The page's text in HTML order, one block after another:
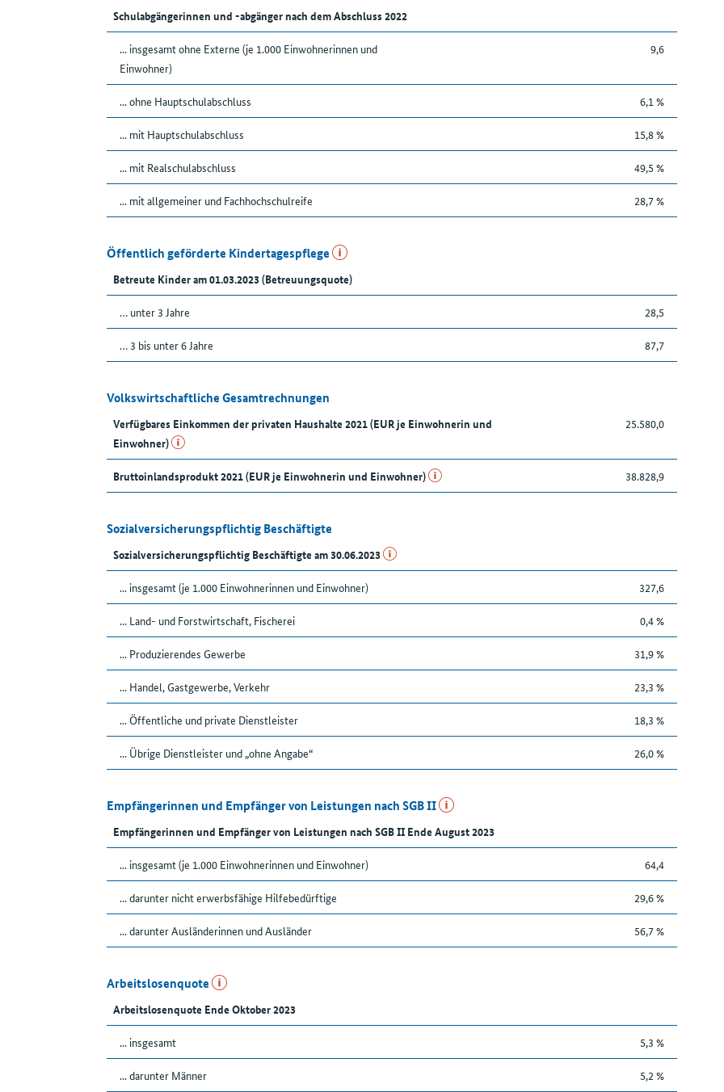
Schulabgängerinnen und -abgänger nach dem Abschluss 2022
... insgesamt ohne Externe (je 1.000 Einwohnerinnen und
Einwohner)
9,6
... ohne Hauptschulabschluss 6,1 %
... mit Hauptschulabschluss 15,8 %
... mit Realschulabschluss 49,5 %
... mit allgemeiner und Fachhochschulreife 28,7 %
Öffentlich geförderte Kindertagespflege
Betreute Kinder am 01.03.2023 (Betreuungsquote)
… unter 3 Jahre 28,5
… 3 bis unter 6 Jahre 87,7
Volkswirtschaftliche Gesamtrechnungen
Verfügbares Einkommen der privaten Haushalte 2021 (EUR je Einwohnerin und
Einwohner)
25.580,0
Bruttoinlandsprodukt 2021 (EUR je Einwohnerin und Einwohner) 38.828,9
Sozialversicherungspflichtig Beschäftigte
Sozialversicherungspflichtig Beschäftigte am 30.06.2023
... insgesamt (je 1.000 Einwohnerinnen und Einwohner) 327,6
... Land- und Forstwirtschaft, Fischerei 0,4 %
... Produzierendes Gewerbe 31,9 %
... Handel, Gastgewerbe, Verkehr 23,3 %
... Öffentliche und private Dienstleister 18,3 %
... Übrige Dienstleister und „ohne Angabe“ 26,0 %
Empfängerinnen und Empfänger von Leistungen nach SGB II
Empfängerinnen und Empfänger von Leistungen nach SGB II Ende August 2023
... insgesamt (je 1.000 Einwohnerinnen und Einwohner) 64,4
... darunter nicht erwerbsfähige Hilfebedürftige 29,6 %
... darunter Ausländerinnen und Ausländer 56,7 %
Arbeitslosenquote
Arbeitslosenquote Ende Oktober 2023
... insgesamt 5,3 %
... darunter Männer 5,2 %